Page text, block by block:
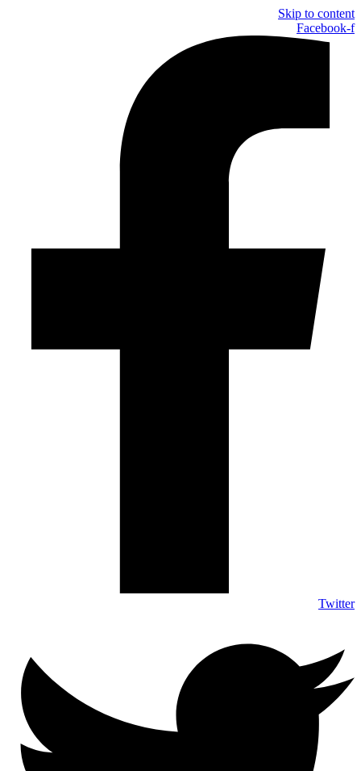
Skip to content
Facebook-f
Twitter